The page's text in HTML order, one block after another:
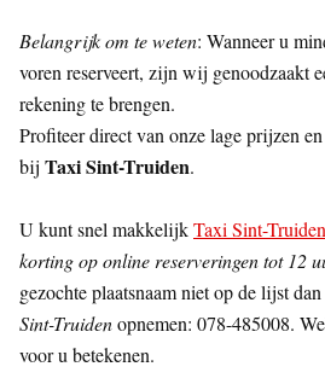
Belangrijk om te weten: Wanneer u
voren reserveert, zijn wij genoodzaakt
rekening te brengen.
Profiteer direct van onze lage prijzen
bij Taxi Sint-Truiden.
U kunt snel makkelijkTaxi Sint-
korting op online reserveringen tot 12
gezochte plaatsnaam niet op de lijst
Sint-Truidenopnemen: 078-485008.
voor u betekenen.